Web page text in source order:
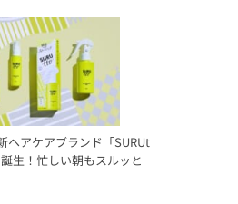
ヘアケアブランド「SURUt
生！忙しい朝もスルッと